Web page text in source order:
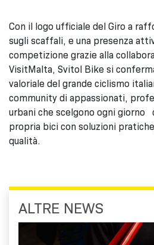
Con il logo ufficiale del Giro a
sugli scaffali, e una presenza
competizione grazie alla
VisitMalta, Svitol Bike si
valoriale del grande ciclismo
community di appassionati,
urbani che scelgono ogni giorno
propria bici con soluzioni
qualità.
ALTRE NEWS